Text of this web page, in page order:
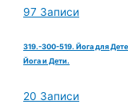
97 Записи
319.-300-519. Йога для
Йога и Дети.
20 Записи